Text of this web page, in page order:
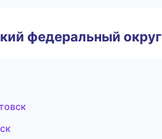
федеральный округ